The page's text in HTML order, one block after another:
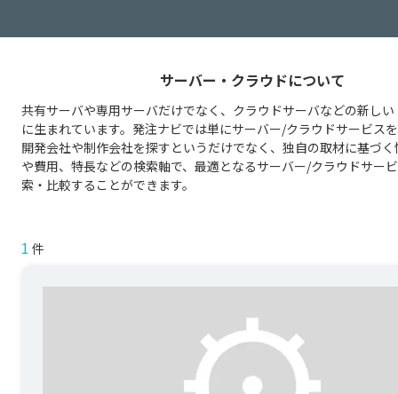
サーバー・クラウドについて
共有サーバや専用サーバだけでなく、クラウドサーバなどの新し
に生まれています。発注ナビでは単にサーバー/クラウドサービス
開発会社や制作会社を探すというだけでなく、独自の取材に基づ
や費用、特長などの検索軸で、最適となるサーバー/クラウドサー
索・比較することができます。
1 件